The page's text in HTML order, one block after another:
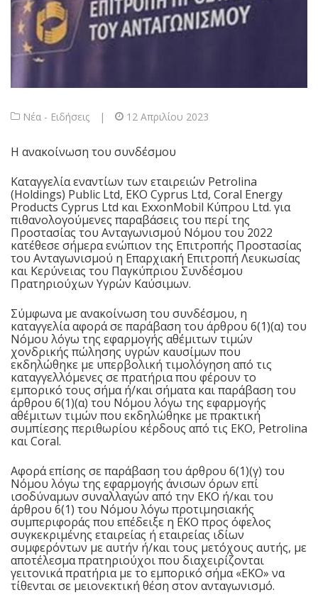
Νέα - Ειδήσεις | 12 Απριλίου 2023
Η ανακοίνωση του συνδέσμου
Καταγγελία εναντίων των εταιρειών Petrolina
(Holdings) Public Ltd, EKO Cyprus Ltd, Coral Energy
Products Cyprus Ltd και ExxonMobil Κύπρου Ltd. για
πιθανολογούμενες παραβάσεις του περί της
Προστασίας του Ανταγωνισμού Νόμου του 2022
κατέθεσε σήμερα ενώπιον της Επιτροπής Προστασίας
του Ανταγωνισμού η Επαρχιακή Επιτροπή Λευκωσίας
και Κερύνειας του Παγκύπριου Συνδέσμου
Πρατηριούχων Υγρών Καύσιμων.
Σύμφωνα με ανακοίνωση του συνδέσμου, η
καταγγελία αφορά σε παράβαση του άρθρου 6(1)(α) του
Νόμου λόγω της εφαρμογής αθέμιτων τιμών
χονδρικής πώλησης υγρών καυσίμων που
εκδηλώθηκε με υπερβολική τιμολόγηση από τις
καταγγελλόμενες σε πρατήρια που φέρουν το
εμπορικό τους σήμα ή/και σήματα και παράβαση του
άρθρου 6(1)(α) του Νόμου λόγω της εφαρμογής
αθέμιτων τιμών που εκδηλώθηκε με πρακτική
συμπίεσης περιθωρίου κέρδους από τις EKO, Petrolina
και Coral.
Αφορά επίσης σε παράβαση του άρθρου 6(1)(γ) του
Νόμου λόγω της εφαρμογής άνισων όρων επί
ισοδύναμων συναλλαγών από την EKO ή/και του
άρθρου 6(1) του Νόμου λόγω προτιμησιακής
συμπεριφοράς που επέδειξε η EKO προς όφελος
συγκεκριμένης εταιρείας ή εταιρείας ιδίων
συμφερόντων με αυτήν ή/και τους μετόχους αυτής, με
αποτέλεσμα πρατηριούχοι που διαχειρίζονται
γειτονικά πρατήρια με το εμπορικό σήμα «ΕΚΟ» να
τίθενται σε μειονεκτική θέση στον ανταγωνισμό.